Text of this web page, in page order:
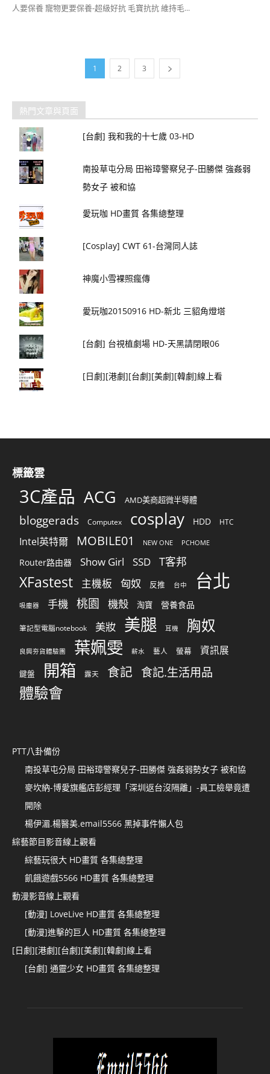
人要保養 寵物更要保養-超級好抗 毛寶抗抗 維持毛...
1 2 3
熱門文章與頁面
[台劇] 我和我的十七歲 03-HD
南投草屯分局 田裕璋警察兒子-田勝傑 強姦弱
勢女子 被和協
愛玩咖 HD畫質 各集總整理
[Cosplay] CWT 61-台灣同人誌
神魔小雪裸照瘋傳
愛玩咖20150916 HD-新北 三貂角燈塔
[台劇] 台視植劇場 HD-天黑請閉眼06
[日劇][港劇][台劇][美劇][韓劇]線上看
標籤雲
3C產品 ACG AMD美商超微半導體
bloggerads Computex cosplay HDD HTC
Intel英特爾 MOBILE01 NEW ONE PCHOME
Router路由器 Show Girl SSD T客邦
XFastest 主機板 匈奴 反推 台中 台北
吸塵器 手機 桃園 機殼 淘寶 營養食品
筆記型電腦notebook 美妝 美腿 耳機 胸奴
良興夯貨體驗團 葉姵雯 薪水 藝人 螢幕 資訊展
鍵盤 開箱 露天 食記 食記.生活用品
體驗會
PTT八卦備份
南投草屯分局 田裕璋警察兒子-田勝傑 強姦弱勢女子 被和協
麥坎納-博愛旗艦店彭經理「深圳返台沒隔離」-員工檢舉竟遭
開除
楊伊湄.楊醫美.email5566 黑掉事件懶人包
綜藝節目影音線上觀看
綜藝玩很大 HD畫質 各集總整理
飢餓遊戲5566 HD畫質 各集總整理
動漫影音線上觀看
[動漫] LoveLive HD畫質 各集總整理
[動漫]進擊的巨人 HD畫質 各集總整理
[日劇][港劇][台劇][美劇][韓劇]線上看
[台劇] 通靈少女 HD畫質 各集總整理